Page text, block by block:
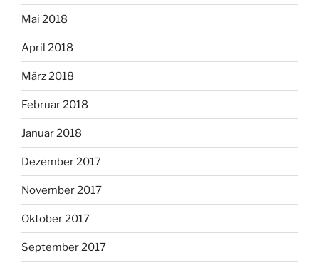
Mai 2018
April 2018
März 2018
Februar 2018
Januar 2018
Dezember 2017
November 2017
Oktober 2017
September 2017